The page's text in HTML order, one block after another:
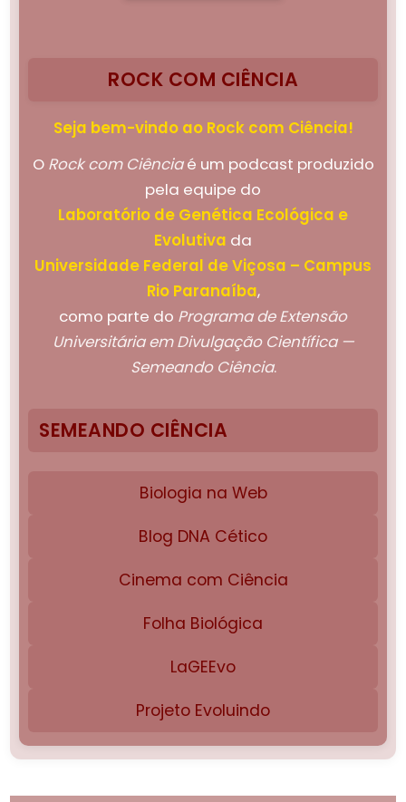
ROCK COM CIÊNCIA
Seja bem-vindo ao Rock com Ciência!
O Rock com Ciênciaé um podcast produzido
pela equipe do
Laboratório de Genética Ecológica e
Evolutiva da
Universidade Federal de Viçosa – Campus
Rio Paranaíba,
como parte do Programa de Extensão
Universitária em Divulgação Científica —
Semeando Ciência.
SEMEANDO CIÊNCIA
Biologia na Web
Blog DNA Cético
Cinema com Ciência
Folha Biológica
LaGEEvo
Projeto Evoluindo